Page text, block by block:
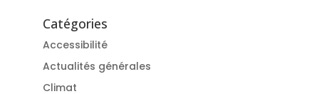
Catégories
Accessibilité
Actualités générales
Climat